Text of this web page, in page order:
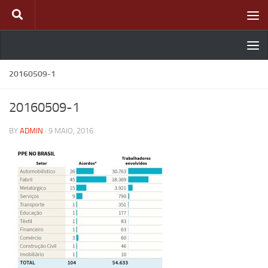
Skip to content
20160509-1
20160509-1
BY ADMIN · 9 MAIO, 2016